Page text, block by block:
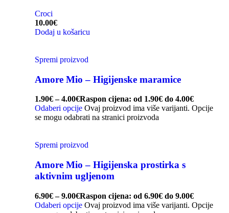
Croci
10.00€
Dodaj u košaricu
Spremi proizvod
Amore Mio – Higijenske maramice
1.90€ – 4.00€Raspon cijena: od 1.90€ do 4.00€
Odaberi opcije Ovaj proizvod ima više varijanti. Opcije
se mogu odabrati na stranici proizvoda
Spremi proizvod
Amore Mio – Higijenska prostirka s
aktivnim ugljenom
6.90€ – 9.00€Raspon cijena: od 6.90€ do 9.00€
Odaberi opcije Ovaj proizvod ima više varijanti. Opcije